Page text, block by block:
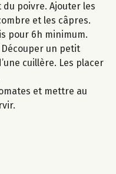
du poivre. Ajouter les
et les câpres.
pour 6h minimum.
un petit
cuillère. Les placer
et mettre au